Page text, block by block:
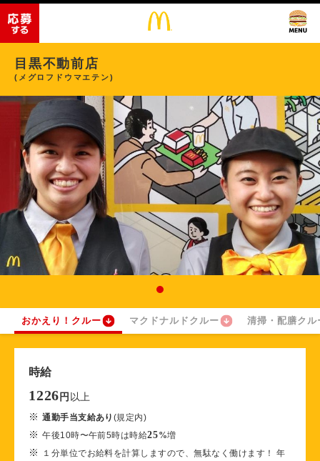
目黒不動前店
(メグロフドウマエテン)
おかえり！クルー マクドナルドクルー 清掃・配膳クル
時給
1226 円 以上
※通勤手当支給あり (規定内)
※午後10時〜午前5時は時給25%増
※
１分単位でお給料を計算しますので、無駄なく働けます！ 年